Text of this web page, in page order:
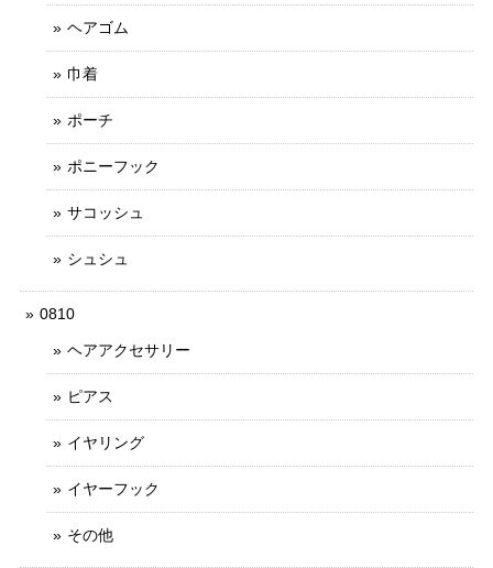
ヘアゴム
巾着
ポーチ
ポニーフック
サコッシュ
シュシュ
0810
ヘアアクセサリー
ピアス
イヤリング
イヤーフック
その他